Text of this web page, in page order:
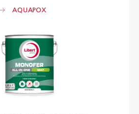
AQUAPOX